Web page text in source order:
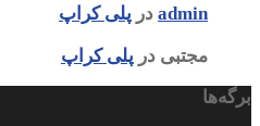
admin در پلی کراپ
مجتبی در پلی کراپ
برگه‌ها